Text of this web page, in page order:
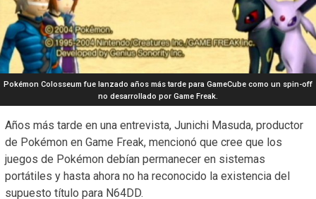
Pokémon Colosseum fue lanzado años más tarde para GameCube como un spin-off
no desarrollado por Game Freak.
Años más tarde en una entrevista, Junichi Masuda, productor
de Pokémon en Game Freak, mencionó que cree que los
juegos de Pokémon debían permanecer en sistemas
portátiles y hasta ahora no ha reconocido la existencia del
supuesto título para N64DD.